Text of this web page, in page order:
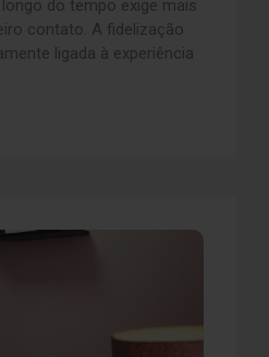
do tempo exige mais
contato. A fidelização
ligada à experiência